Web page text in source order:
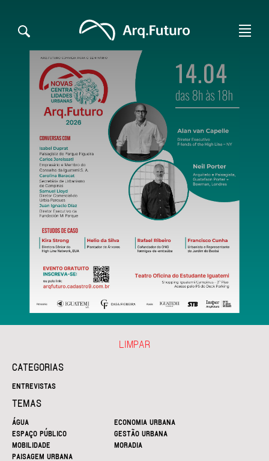
CATEGORIAS
ENTREVISTAS
TEMAS
ÁGUA
ECONOMIA URBANA
ESPAÇO PÚBLICO
GESTÃO URBANA
MOBILIDADE
MORADIA
PAISAGEM URBANA
LIMPAR